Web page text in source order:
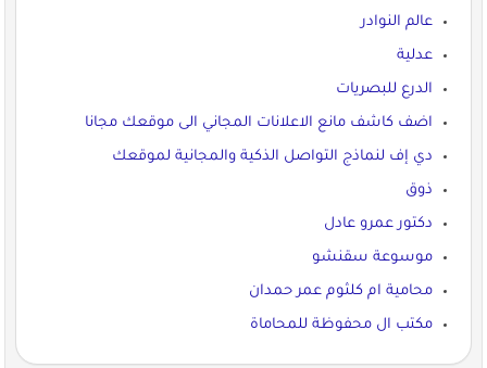
عالم النوادر
عدلية
الدرع للبصريات
اضف كاشف مانع الاعلانات المجاني الى موقعك مجانا
دي إف لنماذج التواصل الذكية والمجانية لموقعك
ذوق
دكتور عمرو عادل
موسوعة سقنشو
محامية ام كلثوم عمر حمدان
مكتب ال محفوظة للمحاماة